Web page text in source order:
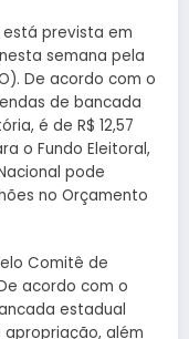
está prevista em
semana pela
De acordo com o
de bancada
é de R$ 12,57
o Fundo Eleitoral,
pode
no Orçamento
Comitê de
acordo com o
estadual
apropriação, além